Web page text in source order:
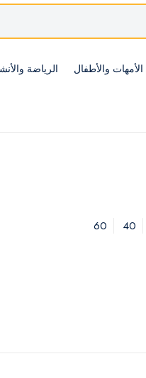
الأمهات والأطفال الرياضة
40
60